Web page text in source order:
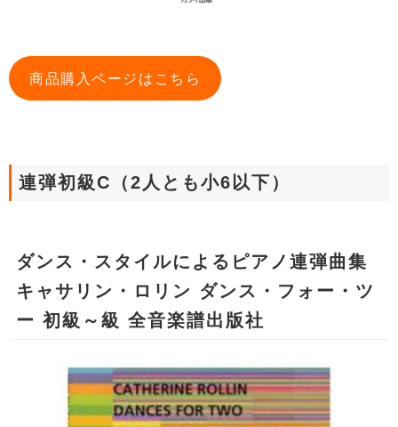
商品購入ページはこちら
連弾初級C（2人とも小6以下）
ダンス・スタイルによるピアノ連弾曲集
キャサリン・ロリン ダンス・フォー・ツ
ー 初級～級 全音楽譜出版社